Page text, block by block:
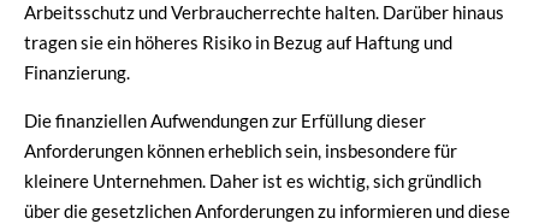
Arbeitsschutz und Verbraucherrechte halten. Darüber hinaus
tragen sie ein höheres Risiko in Bezug auf Haftung und
Finanzierung.
Die finanziellen Aufwendungen zur Erfüllung dieser
Anforderungen können erheblich sein, insbesondere für
kleinere Unternehmen. Daher ist es wichtig, sich gründlich
über die gesetzlichen Anforderungen zu informieren und diese